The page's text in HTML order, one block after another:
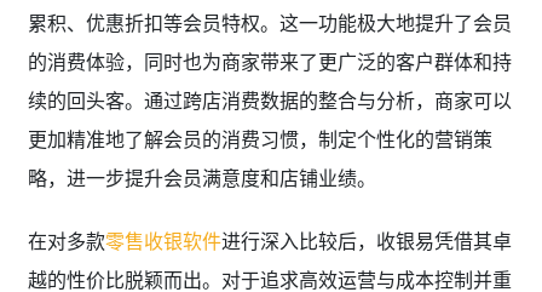
累积、优惠折扣等会员特权。这一功能极大地提升了会员
的消费体验，同时也为商家带来了更广泛的客户群体和持
续的回头客。通过跨店消费数据的整合与分析，商家可以
更加精准地了解会员的消费习惯，制定个性化的营销策
略，进一步提升会员满意度和店铺业绩。
在对多款零售收银软件进行深入比较后，收银易凭借其卓
越的性价比脱颖而出。对于追求高效运营与成本控制并重